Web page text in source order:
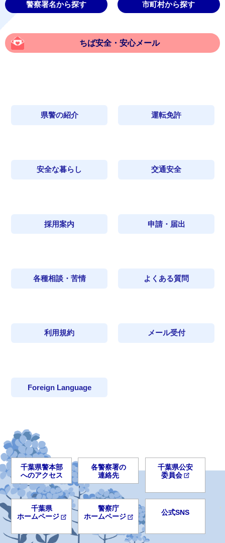
警察署名から探す 市町村から探す
ちば安全・安心メール
県警の紹介 運転免許
安全な暮らし 交通安全
採用案内 申請・届出
各種相談・苦情 よくある質問
利用規約 メール受付
Foreign Language
千葉県警本部
へのアクセス
各警察署の
連絡先
千葉県公安
委員会
千葉県
ホームページ
警察庁
ホームページ
公式SNS